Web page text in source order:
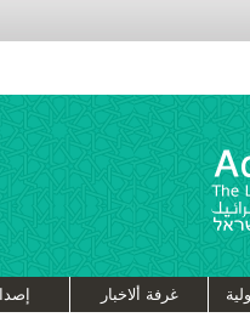
غرفة ألاخبار